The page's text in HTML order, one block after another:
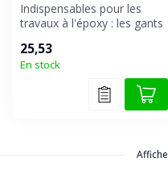
Indispensables pour les
travaux à l'époxy : les gants
25,53
En stock
Affiche